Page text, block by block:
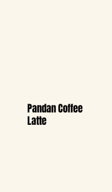
Pandan Coffee
Latte